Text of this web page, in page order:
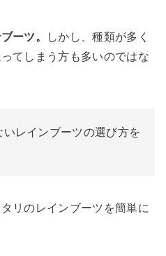
ーツ。
しかし、種類が多く
てしまう方も多いのではな
レインブーツの選び方を
リのレインブーツを簡単に